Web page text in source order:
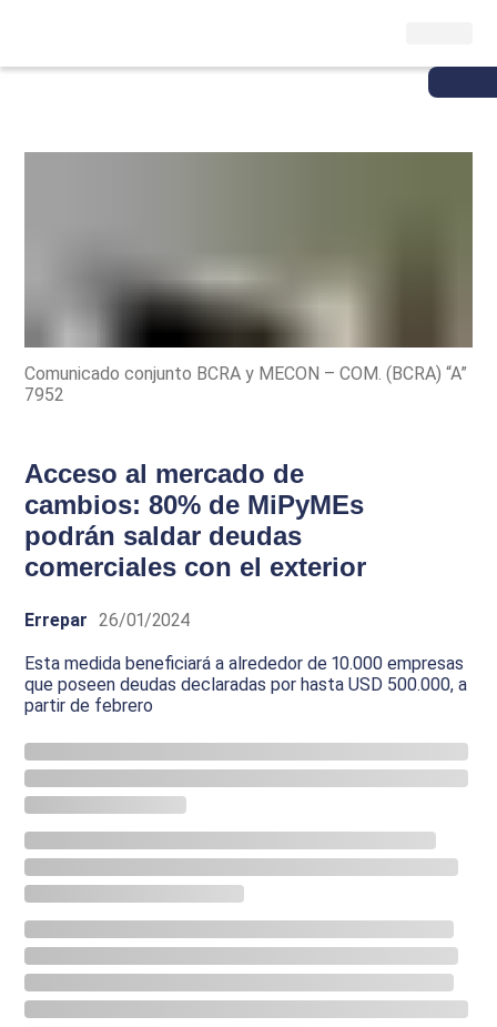
Comunicado conjunto BCRA y MECON – COM. (BCRA) “A”
7952
Acceso al mercado de
cambios: 80% de MiPyMEs
podrán saldar deudas
comerciales con el exterior
Errepar 26/01/2024
Esta medida beneficiará a alrededor de 10.000 empresas
que poseen deudas declaradas por hasta USD 500.000, a
partir de febrero